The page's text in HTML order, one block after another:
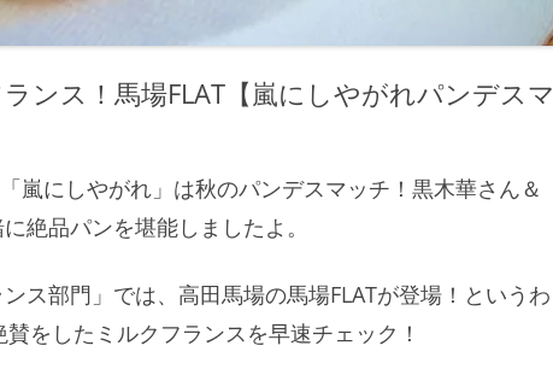
ンス！馬場FLAT【嵐にしやがれパンデスマ
嵐にしやがれ」は秋のパンデスマッチ！黒木華さん＆
絶品パンを堪能しましたよ。
ス部門」では、高田馬場の馬場FLATが登場！というわ
をしたミルクフランスを早速チェック！